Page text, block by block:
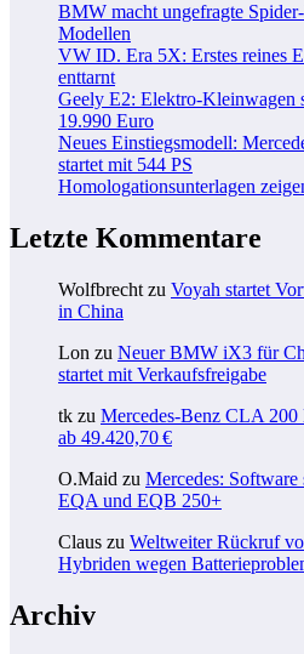
BMW macht ungefragte
Modellen
VW ID. Era 5X: Erstes reines
enttarnt
Geely E2: Elektro-Kleinwagen
19.990 Euro
Neues Einstiegsmodell:
startet mit 544 PS
Homologationsunterlagen
Letzte Kommentare
Wolfbrecht zu Voyah startet
in China
Lon zu Neuer BMW iX3 für
startet mit Verkaufsfreigabe
tk zu Mercedes-Benz CLA
ab 49.420,70 €
O.Maid zu Mercedes: Software
EQA und EQB 250+
Claus zu Weltweiter Rückruf
Hybriden wegen
Archiv